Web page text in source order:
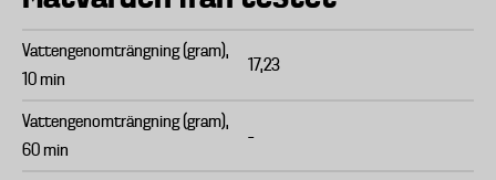
Vattengenomträngning (gram),
10 min
17,23
Vattengenomträngning (gram),
60 min
–